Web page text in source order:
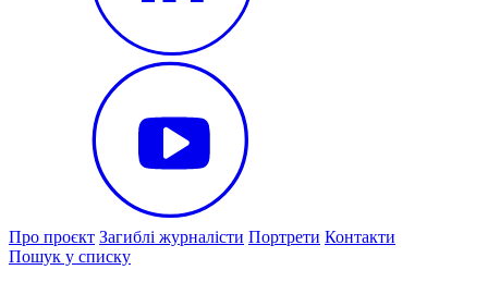
Про проєкт Загиблі журналісти Портрети Контакти
Пошук у списку